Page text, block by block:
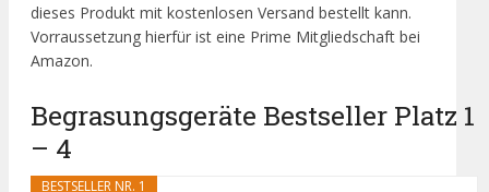
dieses Produkt mit kostenlosen Versand bestellt kann.
Vorraussetzung hierfür ist eine Prime Mitgliedschaft bei
Amazon.
Begrasungsgeräte Bestseller Platz 1
– 4
BESTSELLER NR. 1